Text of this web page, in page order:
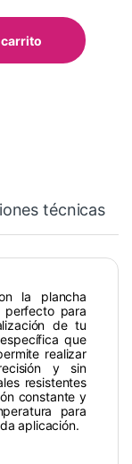
técnicas
la plancha
perfecto para
de tu
que
realizar
y sin
resistentes
constante y
para
aplicación.